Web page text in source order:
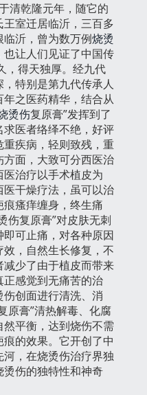
清乾隆元年，随它的
室迁居临沂，三百多
沂，曾为数万例烧烫
让人们见证了中国传
，得天独厚。经九代
特别是第九代传承人
之医药精华，结合从
烫伤复原膏”发挥到了
医者络绎不绝，好评
疾病，轻则致残，重
面，大致可分西医治
治疗以手术植皮为
干燥疗法，虽可以治
瘙痒缠身，终生痛
伤复原膏”对皮肤无刺
可止痛，对各种原因
，自然生长修复，不
少了由于植皮而带来
感觉到无痛苦的治
创面进行清洗、消
原膏”清热解毒、化腐
平衡，达到烧伤不需
的效果。它开创了中
，在烧烫伤治疗界独
伤的独特性和神奇